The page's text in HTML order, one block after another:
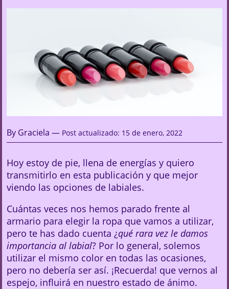
By Graciela — Post actualizado: 15 de enero, 2022
Hoy estoy de pie, llena de energías y quiero
transmitirlo en esta publicación y que mejor
viendo las opciones de labiales.
Cuántas veces nos hemos parado frente al
armario para elegir la ropa que vamos a utilizar,
pero te has dado cuenta ¿qué rara vez le damos
importancia al labial? Por lo general, solemos
utilizar el mismo color en todas las ocasiones,
pero no debería ser así. ¡Recuerda! que vernos al
espejo, influirá en nuestro estado de ánimo.